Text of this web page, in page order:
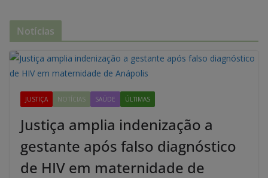
Notícias
JUSTIÇA NOTÍCIAS SAÚDE ÚLTIMAS
Justiça amplia indenização a
gestante após falso diagnóstico
de HIV em maternidade de